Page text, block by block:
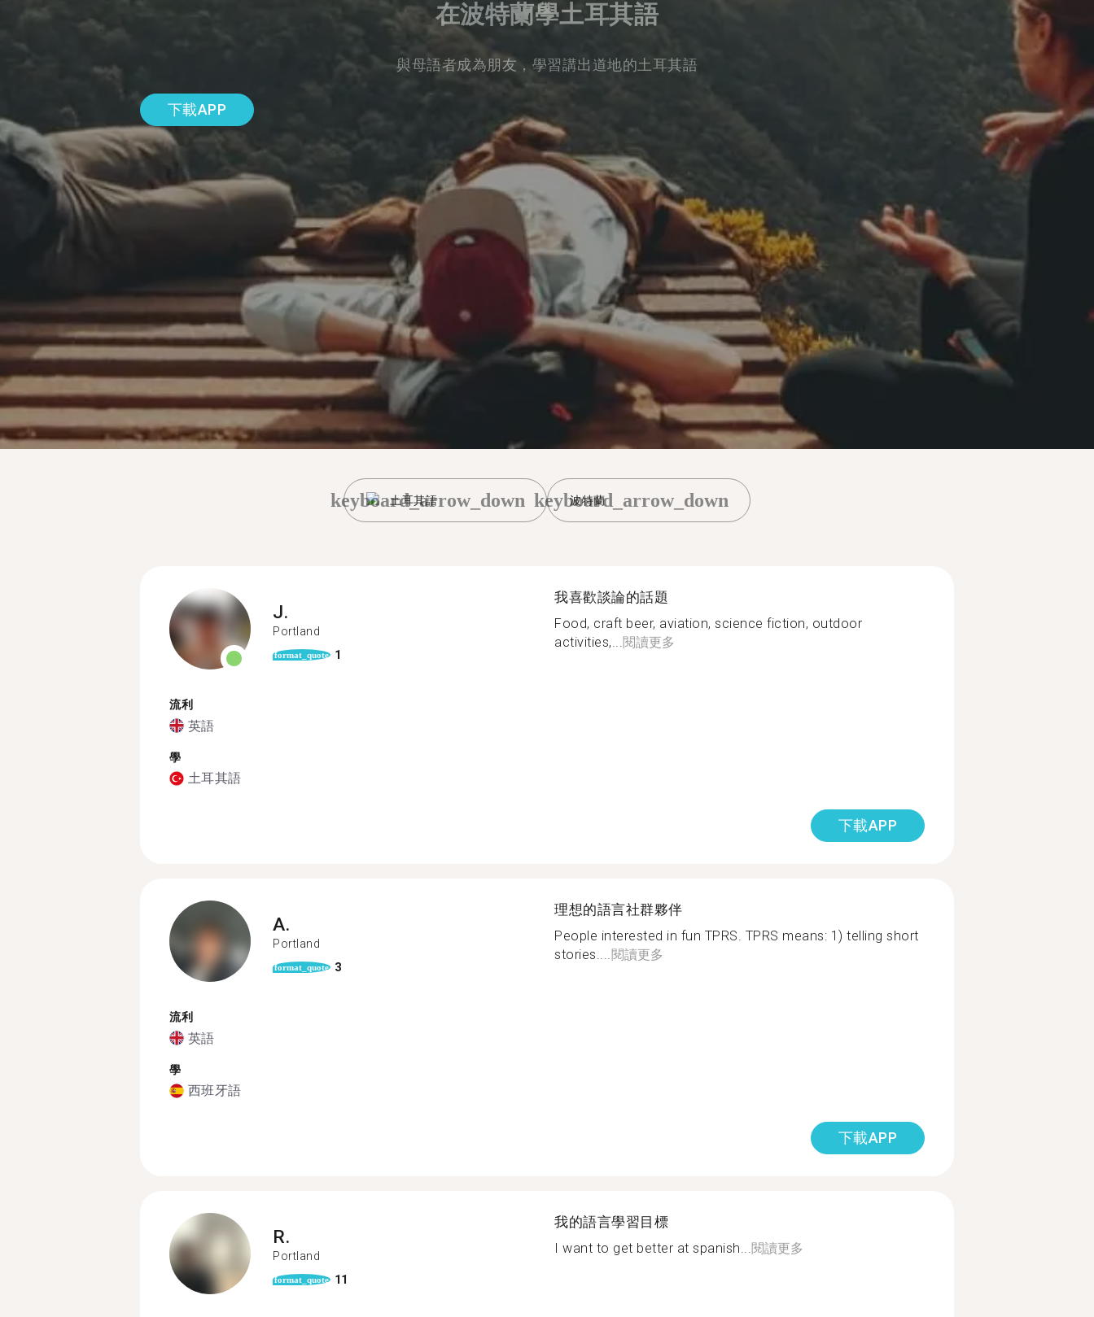
在波特蘭學土耳其語
與母語者成為朋友，學習講出道地的土耳其語
下載APP
土耳其語
keyboard_arrow_down 波特蘭
keyboard_arrow_down
J.
Portland
format_quote 1
流利
英語
學
土耳其語
我喜歡談論的話題
Food, craft beer, aviation, science fiction, outdoor
activities,...閱讀更多
下載APP
A.
Portland
format_quote 3
流利
英語
學
西班牙語
理想的語言社群夥伴
People interested in fun TPRS. TPRS means: 1) telling short
stories....閱讀更多
下載APP
R.
Portland
format_quote 11
我的語言學習目標
I want to get better at spanish...閱讀更多